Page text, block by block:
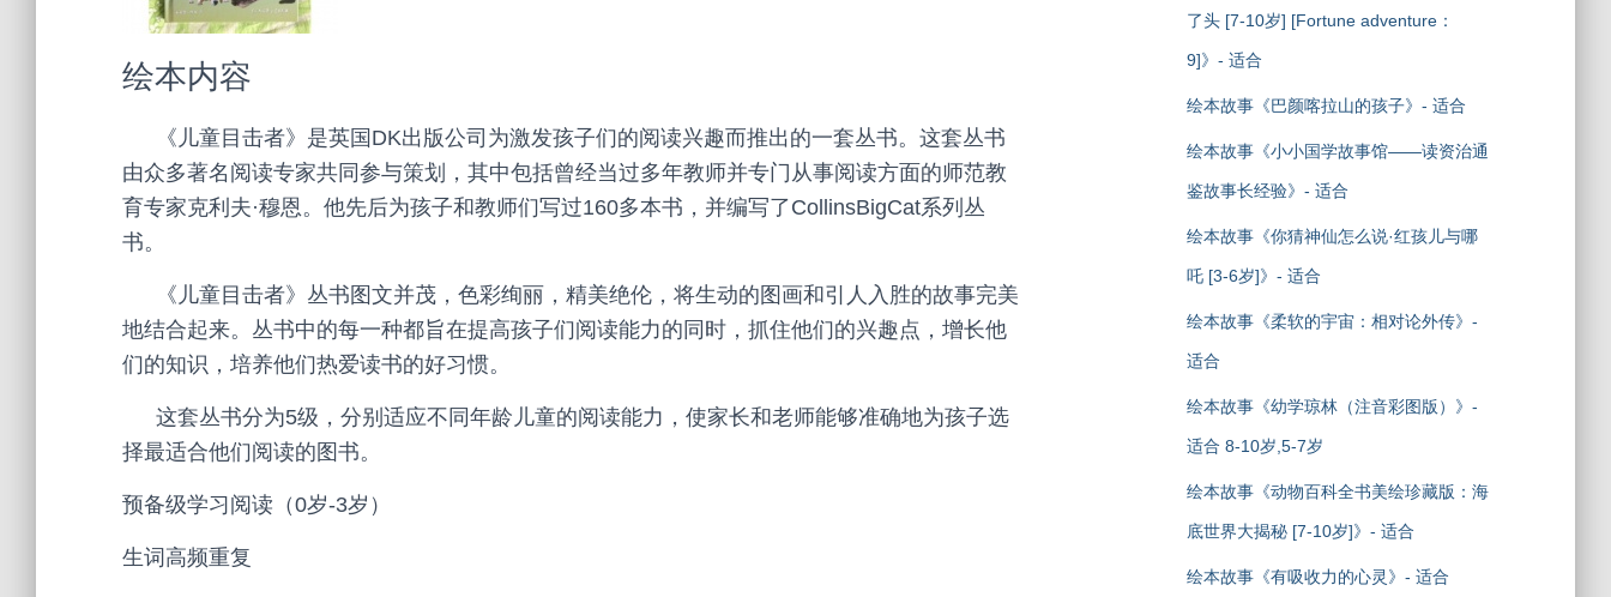
绘本内容
《儿童目击者》是英国 DK出版公司为激发孩子们的阅读兴趣而推出的一套丛书。这套丛书
由众多著名阅读专家共同参与策划，其中包括曾经当过多年教师并专门从事阅读方面的师范教
育专家克利夫·穆恩。他先后为孩子和教师们写过160多本书，并编写了CollinsBigCat系列丛
书。
《儿童目击者》丛书图文并茂，色彩绚丽，精美绝伦，将生动的图画和引人入胜的故事完美
地结合起来。丛书中的每一种都旨在提高孩子们阅读能力的同时，抓住他们的兴趣点，增长他
们的知识，培养他们热爱读书的好习惯。
这套丛书分为5级，分别适应不同年龄儿童的阅读能力，使家长和老师能够准确地为孩子选
择最适合他们阅读的图书。
预备级学习阅读（0岁-3岁）
生词高频重复
了头 [7-10岁] [Fortune adventure：
9]》- 适合
绘本故事《巴颜喀拉山的孩子》- 适合
绘本故事《小小国学故事馆——读资治通
鉴故事长经验》- 适合
绘本故事《你猜神仙怎么说·红孩儿与哪
吒 [3-6岁]》- 适合
绘本故事《柔软的宇宙：相对论外传》-
适合
绘本故事《幼学琼林（注音彩图版）》-
适合 8-10岁,5-7岁
绘本故事《动物百科全书美绘珍藏版：海
底世界大揭秘 [7-10岁]》- 适合
绘本故事《有吸收力的心灵》- 适合